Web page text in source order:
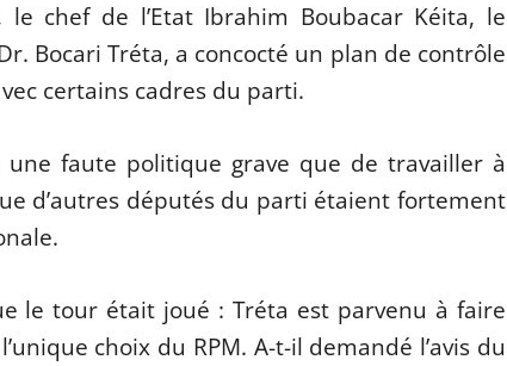
chef de l’Etat Ibrahim Boubacar Kéita, le
Bocari Tréta, a concocté un plan de contrôle
certains cadres du parti.
une faute politique grave que de travailler à
d’autres députés du parti étaient fortement
le tour était joué : Tréta est parvenu à faire
choix du RPM. A-t-il demandé l’avis du